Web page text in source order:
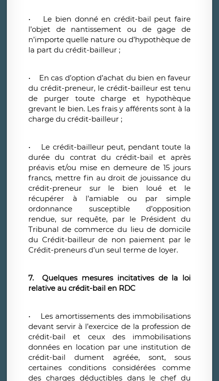
• Le bien donné en crédit-bail peut faire
l’objet de nantissement ou de gage de
n’importe quelle nature ou d’hypothèque de
la part du crédit-bailleur ;
• En cas d’option d’achat du bien en faveur
du crédit-preneur, le crédit-bailleur est tenu
de purger toute charge et hypothèque
grevant le bien. Les frais y afférents sont à la
charge du crédit-bailleur ;
• Le crédit-bailleur peut, pendant toute la
durée du contrat du crédit-bail et après
préavis et/ou mise en demeure de 15 jours
francs, mettre fin au droit de jouissance du
crédit-preneur sur le bien loué et le
récupérer à l’amiable ou par simple
ordonnance susceptible d’opposition
rendue, sur requête, par le Président du
Tribunal de commerce du lieu de domicile
du Crédit-bailleur de non paiement par le
Crédit-preneurs d’un seul terme de loyer.
7. Quelques mesures incitatives de la loi
relative au crédit-bail en RDC
• Les amortissements des immobilisations
devant servir à l’exercice de la profession de
crédit-bail et ceux des immobilisations
données en location par une institution de
crédit-bail dument agréée, sont, sous
certaines conditions considérées comme
des charges déductibles dans le chef du